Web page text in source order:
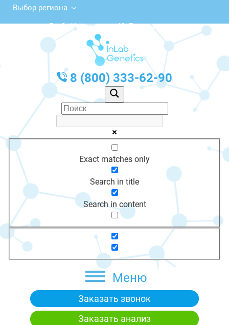
Выбор региона
ул. Глеба Успенского, 69, Бугульма
с 10:00 до 20:00
График работы: Пн-Пт с 10:00 до 20:00
8 (800) 333-62-90
Exact matches only
Search in title
Search in content
Меню
Заказать звонок
Заказать анализ